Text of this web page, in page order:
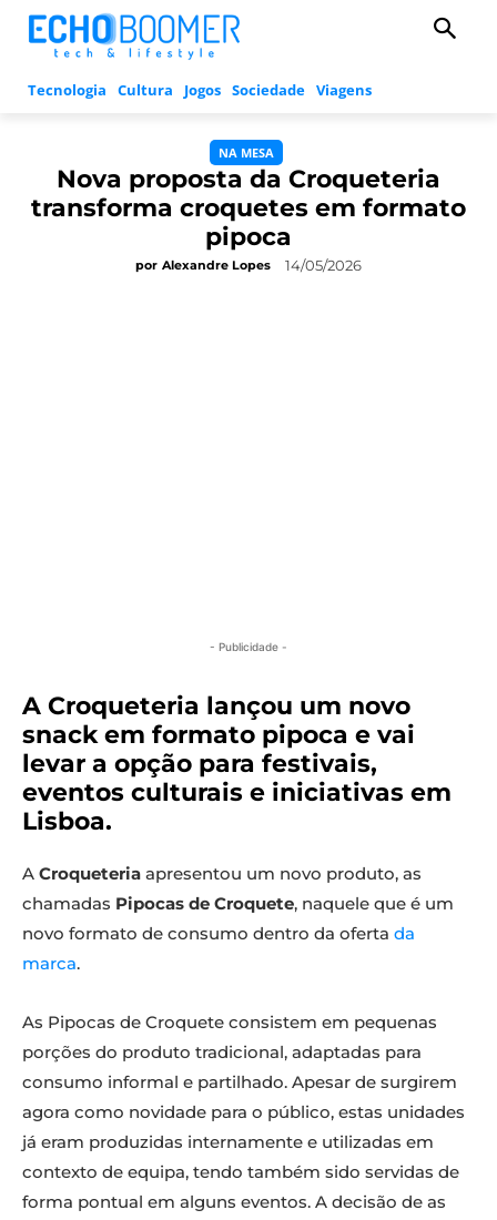
Tecnologia Cultura Jogos Sociedade Viagens
NA MESA
Nova proposta da Croqueteria
transforma croquetes em formato
pipoca
por Alexandre Lopes 14/05/2026
- Publicidade -
A Croqueteria lançou um novo
snack em formato pipoca e vai
levar a opção para festivais,
eventos culturais e iniciativas em
Lisboa.
A Croqueteria apresentou um novo produto, as
chamadas Pipocas de Croquete, naquele que é um
novo formato de consumo dentro da oferta da
marca.
As Pipocas de Croquete consistem em pequenas
porções do produto tradicional, adaptadas para
consumo informal e partilhado. Apesar de surgirem
agora como novidade para o público, estas unidades
já eram produzidas internamente e utilizadas em
contexto de equipa, tendo também sido servidas de
forma pontual em alguns eventos. A decisão de as